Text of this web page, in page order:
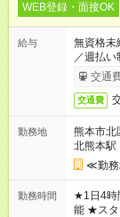
WEB登録・面接OK
給与
無資格
／週払
了次第
交通
交通費
勤務地
熊本市北
北熊本駅
≪勤務
勤務時間
★1日4時間～の時
能 ★スタ